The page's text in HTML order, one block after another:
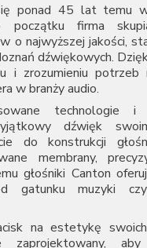
ponad 45 lat temu
początku firma
o najwyższej jakości,
dźwiękowych.
i zrozumieniu potrzeb
w branży audio.
technologie i
dźwięk
do konstrukcji
membrany,
głośniki Canton
gatunku muzyki
na estetykę
aby